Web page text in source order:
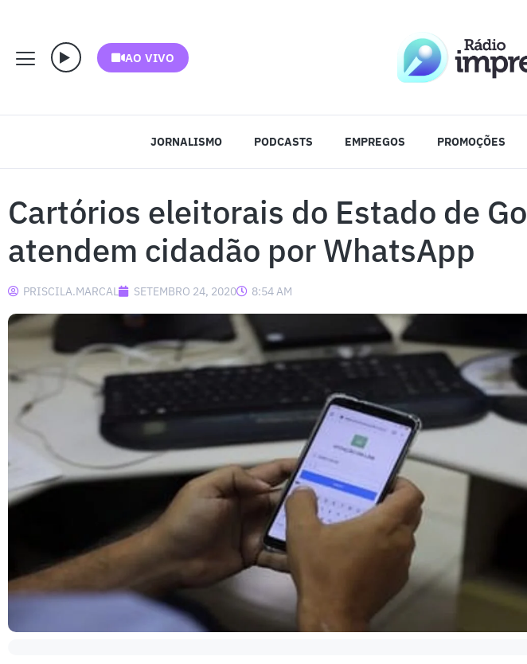
AO VIVO
JORNALISMO PODCASTS EMPREGOS PROMOÇÕES
Cartórios eleitorais do Estado de
atendem cidadão por WhatsApp
PRISCILA.MARCAL SETEMBRO 24, 2020 8:54 AM